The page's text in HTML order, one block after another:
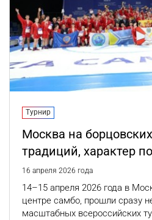
Турнир
Москва на
традиций, характер
16 апреля 2026 года
14–15 апреля 2026 года в
центре самбо, прошли сразу
масштабных всероссийских